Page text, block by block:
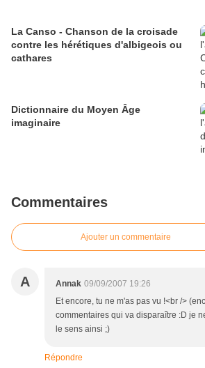
La Canso - Chanson de la croisade
contre les hérétiques d'albigeois ou
cathares
Dictionnaire du Moyen Âge
imaginaire
Commentaires
Ajouter un commentaire
A Annak 09/09/2007 19:26
Et encore, tu ne m'as pas vu !<br />
commentaires qui va disparaître :D je
le sens ainsi ;)
Répondre